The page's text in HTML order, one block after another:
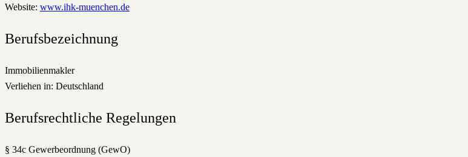
Website: www.ihk-muenchen.de
Berufsbezeichnung
Immobilienmakler
Verliehen in: Deutschland
Berufsrechtliche Regelungen
§ 34c Gewerbeordnung (GewO)